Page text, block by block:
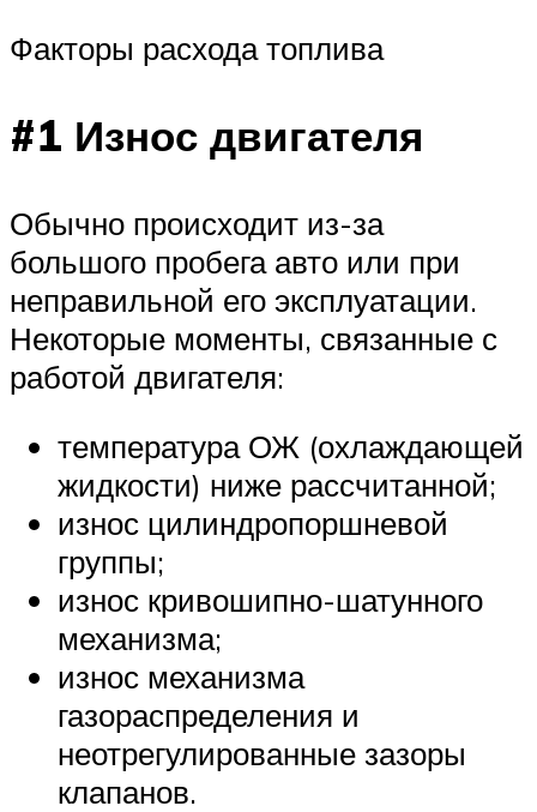
Факторы расхода топлива
#1 Износ двигателя
Обычно происходит из-за
большого пробега авто или при
неправильной его эксплуатации.
Некоторые моменты, связанные с
работой двигателя:
температура ОЖ (охлаждающей
жидкости) ниже рассчитанной;
износ цилиндропоршневой
группы;
износ кривошипно-шатунного
механизма;
износ механизма
газораспределения и
неотрегулированные зазоры
клапанов.